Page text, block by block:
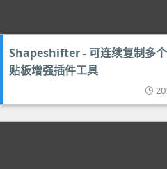
Shapeshifter - 可连续复制多
贴板增强插件工具